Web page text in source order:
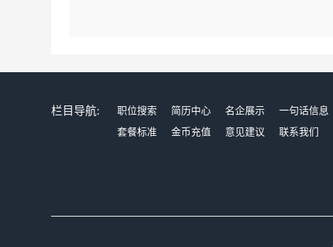
栏目导航: 职位搜索 简历中心 名企展示 一句话信息
套餐标准
金币充值 意见建议 联系我们